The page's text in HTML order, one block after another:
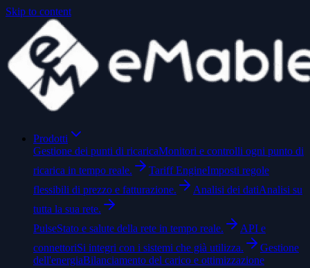
Skip to content
Prodotti
Gestione dei punti di ricaricaMonitori e controlli ogni punto di
ricarica in tempo reale.
Tariff EngineImposti regole
flessibili di prezzo e fatturazione.
Analisi dei datiAnalisi su
tutta la sua rete.
PulseStato e salute della rete in tempo reale.
API e
connettoriSi integri con i sistemi che già utilizza.
Gestione
dell'energiaBilanciamento del carico e ottimizzazione